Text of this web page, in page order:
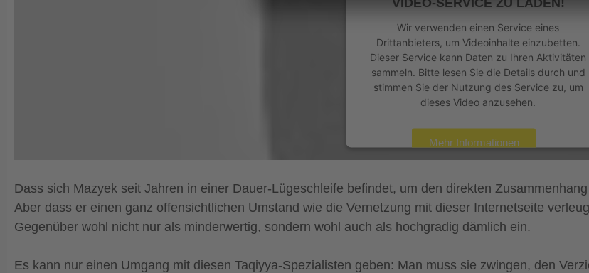
Wir verwenden einen Service eines
Drittanbieters, um Videoinhalte einzubetten.
Dieser Service kann Daten zu Ihren Aktivitäten
sammeln. Bitte lesen Sie die Details durch und
stimmen Sie der Nutzung des Service zu, um
dieses Video anzusehen.
Mehr Informationen
powered byUsercentrics Consent Management
Platform& eRecht24
Dass sich Mazyek seit Jahren in einer Dauer-Lügeschleife befindet, um den direkten
Aber dass er einen ganz offensichtlichen Umstand wie die Vernetzung mit dieser Internetseite
Gegenüber wohl nicht nur als minderwertig, sondern wohl auch als hochgradig dämlich ein.
Es kann nur einen Umgang mit diesen Taqiyya-Spezialisten geben: Man muss sie zwingen, den